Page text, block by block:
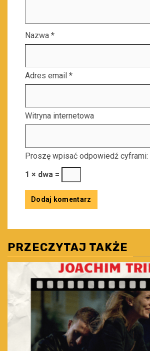
Nazwa *
Adres email *
Witryna internetowa
Proszę wpisać odpowiedź cyframi:
1 × dwa =
PRZECZYTAJ TAKŻE